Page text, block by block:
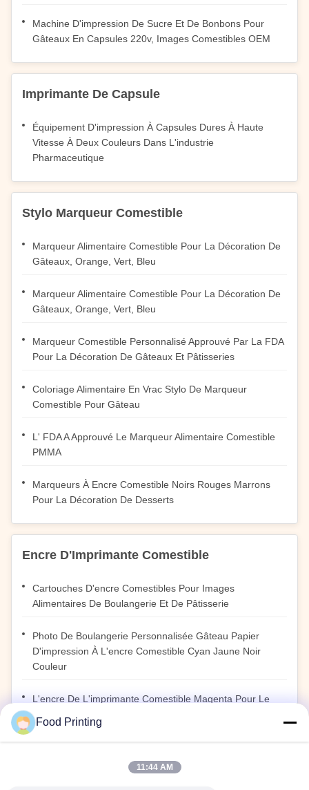
Machine D'impression De Sucre Et De Bonbons Pour
Gâteaux En Capsules 220v, Images Comestibles OEM
Imprimante De Capsule
Équipement D'impression À Capsules Dures À Haute
Vitesse À Deux Couleurs Dans L'industrie
Pharmaceutique
Stylo Marqueur Comestible
Marqueur Alimentaire Comestible Pour La Décoration De
Gâteaux, Orange, Vert, Bleu
Marqueur Alimentaire Comestible Pour La Décoration De
Gâteaux, Orange, Vert, Bleu
Marqueur Comestible Personnalisé Approuvé Par La FDA
Pour La Décoration De Gâteaux Et Pâtisseries
Coloriage Alimentaire En Vrac Stylo De Marqueur
Comestible Pour Gâteau
L' FDA A Approuvé Le Marqueur Alimentaire Comestible
PMMA
Marqueurs À Encre Comestible Noirs Rouges Marrons
Pour La Décoration De Desserts
Encre D'Imprimante Comestible
Cartouches D'encre Comestibles Pour Images
Alimentaires De Boulangerie Et De Pâtisserie
Photo De Boulangerie Personnalisée Gâteau Papier
D'impression À L'encre Comestible Cyan Jaune Noir
Couleur
L'encre De L'imprimante Comestible Magenta Pour Le
Café Et Le Café Au Lait Décoration Alimentaire
Personnalisée
Imprimante Alimentaire Casher Et Encre Noire Pour
Macaron Biscuit 100g OEM
Food Printing
11:44 AM